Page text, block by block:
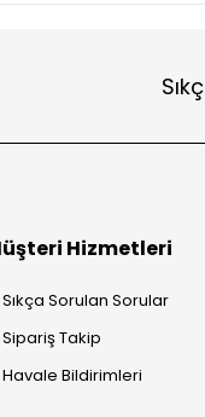
Hizmetleri
Sıkça Sorulan Sorular
Sipariş Takip
Havale Bildirimleri